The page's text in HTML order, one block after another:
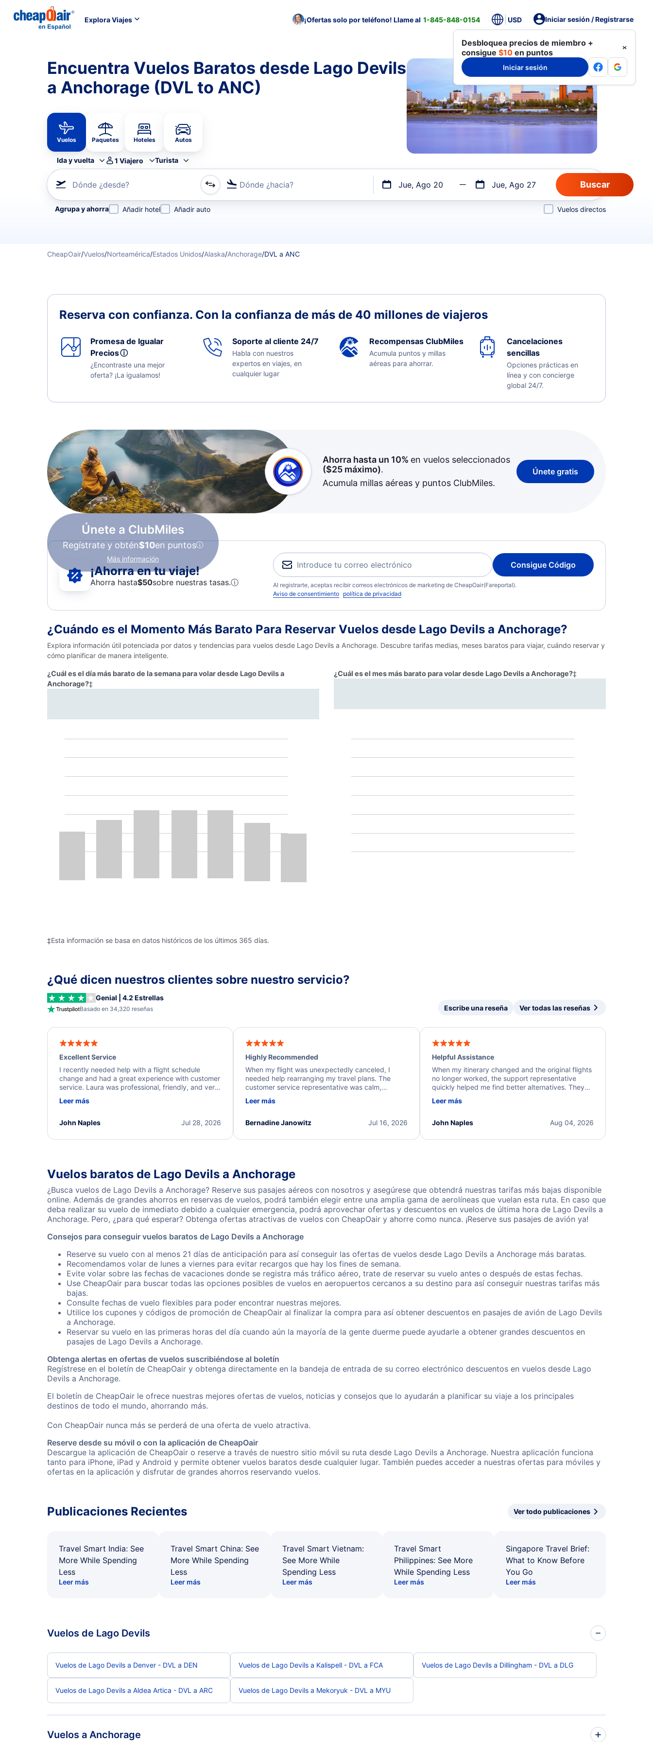
Explora Viajes ¡Ofertas solo por teléfono! Llame al 1-845-848-0154 USD Iniciar sesión / Registrarse
Desbloquea precios de miembro +
consigue $10 en puntos
Iniciar sesión
Encuentra Vuelos Baratos desde Lago Devils
a Anchorage (DVL to ANC)
Vuelos Paquetes Hoteles Autos
Ida y vuelta 1 Viajero Turista
Dónde ¿desde? Dónde ¿hacia? Jue, Ago 20 Jue, Ago 27
Refina tu búsqueda por aerolínea, por ciudad o aeropuerto o por vuelos directos
Agrupa y ahorra Añadir hotel Añadir auto Vuelos directos
CheapOair/Vuelos/Norteamérica/Estados Unidos/Alaska/Anchorage/DVL a ANC
Reserva con confianza. Con la confianza de más de 40 millones de viajeros
Promesa de Igualar
Preciosⓘ
¿Encontraste una mejor
oferta? ¡La igualamos!
Soporte al cliente 24/7
Habla con nuestros
expertos en viajes, en
cualquier lugar
Recompensas ClubMiles
Acumula puntos y millas
aéreas para ahorrar.
Cancelaciones
sencillas
Opciones prácticas en
línea y con concierge
global 24/7.
Únete a ClubMiles
Regístrate y obtén$10en puntos
Más información
Ahorra hasta un 10% en vuelos seleccionados
($25máximo).
Acumula millas aéreas y puntos ClubMiles.
Únete gratis
¡Ahorra en tu viaje!
Ahorra hasta$50sobre nuestras tasas.ⓘ
Consigue Código
Al registrarte, aceptas recibir correos electrónicos de marketing de CheapOair(Fareportal).
Aviso de consentimiento política de privacidad
¿Cuándo es el Momento Más Barato Para Reservar Vuelos desde Lago Devils a Anchorage?
Explora información útil potenciada por datos y tendencias para vuelos desde Lago Devils a Anchorage. Descubre tarifas medias, meses baratos para viajar, cuándo reservar y
cómo planificar de manera inteligente.
¿Cuál es el día más barato de la semana para volar desde Lago Devils a
Anchorage?‡
¿Cuál es el mes más barato para volar desde Lago Devils a Anchorage?‡
‡Esta información se basa en datos históricos de los últimos 365 días.
¿Qué dicen nuestros clientes sobre nuestro servicio?
Genial | 4.2 Estrellas
Basado en 34,320 reseñas Escribe una reseña Ver todas las reseñas
Excellent Service
I recently needed help with a flight schedule
change and had a great experience with customer
service. Laura was professional, friendly, and very
a solution and kept me informed of the next steps.
Leer más
Jul 28, 2026
John Naples
Highly Recommended
When my flight was unexpectedly canceled, I
needed help rearranging my travel plans. The
customer service representative was calm,
process. They quickly found alternative flight
I truly appreciate the excellent support and
Leer más
Jul 16, 2026
Bernadine Janowitz
Helpful Assistance
When my itinerary changed and the original flights
no longer worked, the support representative
quickly helped me find better alternatives. They
beyond to resolve the issue. I'm grateful for the
Leer más
Aug 04, 2026
John Naples
Vuelos baratos de Lago Devils a Anchorage
¿Busca vuelos de Lago Devils a Anchorage? Reserve sus pasajes aéreos con nosotros y asegúrese que obtendrá nuestras tarifas más bajas disponible
online. Además de grandes ahorros en reservas de vuelos, podrá también elegir entre una amplia gama de aerolíneas que vuelan esta ruta. En caso que
deba realizar su vuelo de inmediato debido a cualquier emergencia, podrá aprovechar ofertas y descuentos en vuelos de última hora de Lago Devils a
Anchorage. Pero, ¿para qué esperar? Obtenga ofertas atractivas de vuelos con CheapOair y ahorre como nunca. ¡Reserve sus pasajes de avión ya!
Consejos para conseguir vuelos baratos de Lago Devils a Anchorage
Reserve su vuelo con al menos 21 días de anticipación para así conseguir las ofertas de vuelos desde Lago Devils a Anchorage más baratas.
Recomendamos volar de lunes a viernes para evitar recargos que hay los fines de semana.
Evite volar sobre las fechas de vacaciones donde se registra más tráfico aéreo, trate de reservar su vuelo antes o después de estas fechas.
Use CheapOair para buscar todas las opciones posibles de vuelos en aeropuertos cercanos a su destino para así conseguir nuestras tarifas más
bajas.
Consulte fechas de vuelo flexibles para poder encontrar nuestras mejores.
Utilice los cupones y códigos de promoción de CheapOair al finalizar la compra para así obtener descuentos en pasajes de avión de Lago Devils
a Anchorage.
Reservar su vuelo en las primeras horas del día cuando aún la mayoría de la gente duerme puede ayudarle a obtener grandes descuentos en
pasajes de Lago Devils a Anchorage.
Obtenga alertas en ofertas de vuelos suscribiéndose al boletín
Regístrese en el boletín de CheapOair y obtenga directamente en la bandeja de entrada de su correo electrónico descuentos en vuelos desde Lago
Devils a Anchorage.
El boletín de CheapOair le ofrece nuestras mejores ofertas de vuelos, noticias y consejos que lo ayudarán a planificar su viaje a los principales
destinos de todo el mundo, ahorrando más.
Con CheapOair nunca más se perderá de una oferta de vuelo atractiva.
Reserve desde su móvil o con la aplicación de CheapOair
Descargue la aplicación de CheapOair o reserve a través de nuestro sitio móvil su ruta desde Lago Devils a Anchorage. Nuestra aplicación funciona
tanto para iPhone, iPad y Android y permite obtener vuelos baratos desde cualquier lugar. También puedes acceder a nuestras ofertas para móviles y
ofertas en la aplicación y disfrutar de grandes ahorros reservando vuelos.
Publicaciones Recientes Ver todo publicaciones
Travel Smart India: See
More While Spending
Less
Leer más
Travel Smart China: See
More While Spending
Less
Leer más
Travel Smart Vietnam:
See More While
Spending Less
Leer más
Travel Smart
Philippines: See More
While Spending Less
Leer más
Singapore Travel Brief:
What to Know Before
You Go
Leer más
Vuelos de Lago Devils
Vuelos de Lago Devils a Denver - DVL a DEN Vuelos de Lago Devils a Kalispell - DVL a FCA Vuelos de Lago Devils a Dillingham - DVL a DLG
Vuelos de Lago Devils a Aldea Artica - DVL a ARC Vuelos de Lago Devils a Mekoryuk - DVL a MYU
Vuelos a Anchorage